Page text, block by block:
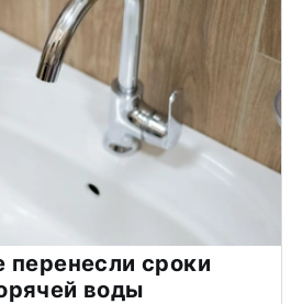
перенесли сроки
воды